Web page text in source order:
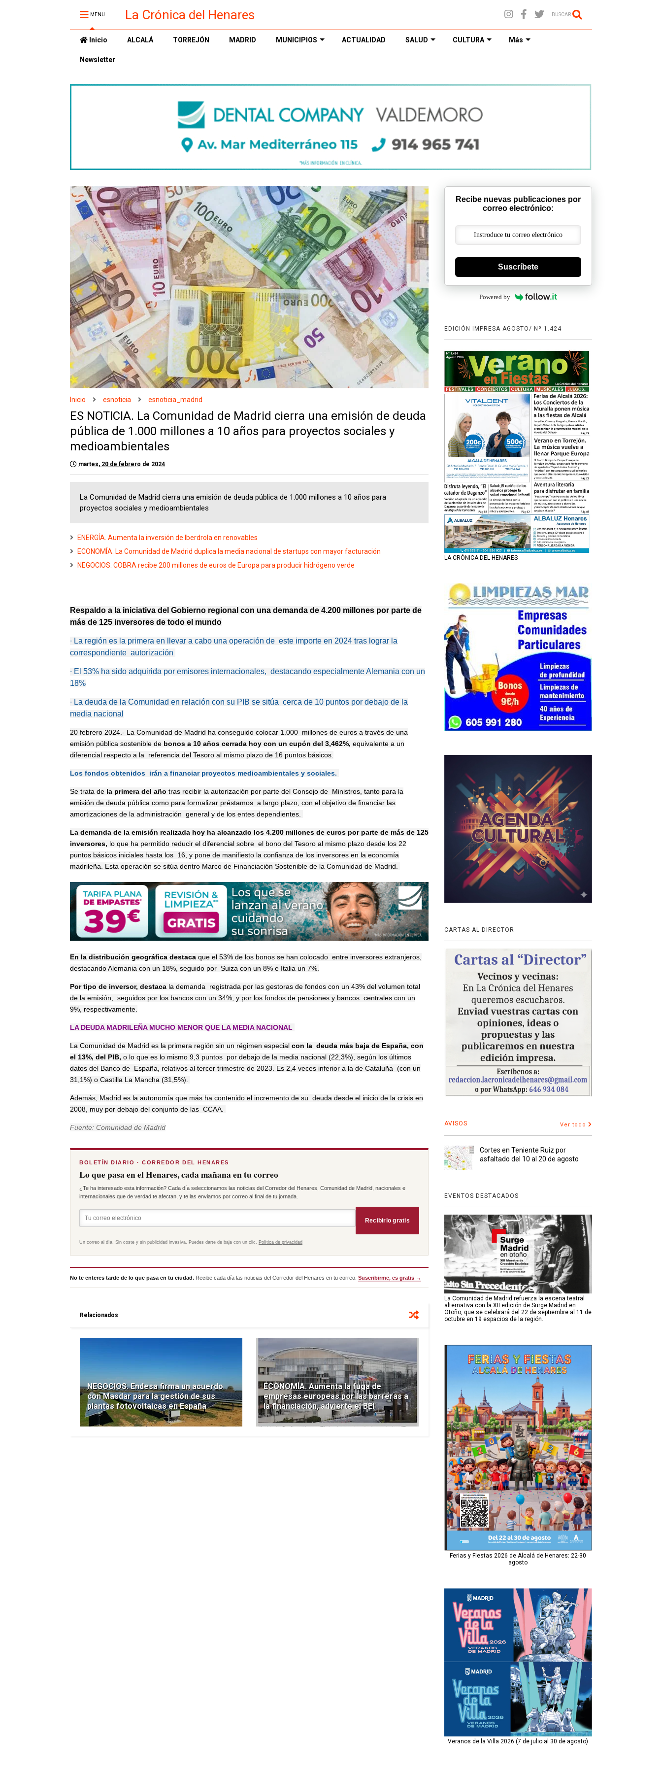
MENU La Crónica del Henares BUSCAR
Inicio ALCALÁ TORREJÓN MADRID MUNICIPIOS ACTUALIDAD SALUD CULTURA Más
Newsletter
Inicio esnoticia esnoticia_madrid
ES NOTICIA. La Comunidad de Madrid cierra una emisión de deuda
pública de 1.000 millones a 10 años para proyectos sociales y
medioambientales
martes, 20 de febrero de 2024
La Comunidad de Madrid cierra una emisión de deuda pública de 1.000 millones a 10 años para
proyectos sociales y medioambientales
ENERGÍA. Aumenta la inversión de Iberdrola en renovables
ECONOMÍA. La Comunidad de Madrid duplica la media nacional de startups con mayor facturación
NEGOCIOS. COBRA recibe 200 millones de euros de Europa para producir hidrógeno verde
Respaldo a la iniciativa del Gobierno regional con una demanda de 4.200 millones por parte de
más de 125 inversores de todo el mundo
∙ La región es la primera en llevar a cabo una operación de este importe en 2024 tras lograr la
correspondiente autorización
∙ El 53% ha sido adquirida por emisores internacionales, destacando especialmente Alemania con un
18%
∙ La deuda de la Comunidad en relación con su PIB se sitúa cerca de 10 puntos por debajo de la
media nacional
20 febrero 2024.- La Comunidad de Madrid ha conseguido colocar 1.000 millones de euros a través de una
emisión pública sostenible de bonos a 10 años cerrada hoy con un cupón del 3,462%, equivalente a un
diferencial respecto a la referencia del Tesoro al mismo plazo de 16 puntos básicos.
Los fondos obtenidos irán a financiar proyectos medioambientales y sociales.
Se trata de la primera del año tras recibir la autorización por parte del Consejo de Ministros, tanto para la
emisión de deuda pública como para formalizar préstamos a largo plazo, con el objetivo de financiar las
amortizaciones de la administración general y de los entes dependientes.
La demanda de la emisión realizada hoy ha alcanzado los 4.200 millones de euros por parte de más de 125
inversores, lo que ha permitido reducir el diferencial sobre el bono del Tesoro al mismo plazo desde los 22
puntos básicos iniciales hasta los 16, y pone de manifiesto la confianza de los inversores en la economía
madrileña. Esta operación se sitúa dentro Marco de Financiación Sostenible de la Comunidad de Madrid.
En la distribución geográfica destaca que el 53% de los bonos se han colocado entre inversores extranjeros,
destacando Alemania con un 18%, seguido por Suiza con un 8% e Italia un 7%.
Por tipo de inversor, destaca la demanda registrada por las gestoras de fondos con un 43% del volumen total
de la emisión, seguidos por los bancos con un 34%, y por los fondos de pensiones y bancos centrales con un
9%, respectivamente.
LA DEUDA MADRILEÑA MUCHO MENOR QUE LA MEDIA NACIONAL
La Comunidad de Madrid es la primera región sin un régimen especial con la deuda más baja de España, con
el 13%, del PIB, o lo que es lo mismo 9,3 puntos por debajo de la media nacional (22,3%), según los últimos
datos del Banco de España, relativos al tercer trimestre de 2023. Es 2,4 veces inferior a la de Cataluña (con un
31,1%) o Castilla La Mancha (31,5%).
Además, Madrid es la autonomía que más ha contenido el incremento de su deuda desde el inicio de la crisis en
2008, muy por debajo del conjunto de las CCAA.
Fuente: Comunidad de Madrid
BOLETÍN DIARIO · CORREDOR DEL HENARES
Lo que pasa en el Henares, cada mañana en tu correo
¿Te ha interesado esta información? Cada día seleccionamos las noticias del Corredor del Henares, Comunidad de Madrid, nacionales e
internacionales que de verdad te afectan, y te las enviamos por correo al final de tu jornada.
Recibirlo gratis
Un correo al día. Sin coste y sin publicidad invasiva. Puedes darte de baja con un clic. Política de privacidad
No te enteres tarde de lo que pasa en tu ciudad. Recibe cada día las noticias del Corredor del Henares en tu correo. Suscribirme, es gratis →
Relacionados
NEGOCIOS. Endesa firma un acuerdo
con Masdar para la gestión de sus
plantas fotovoltaicas en España
ECONOMÍA. Aumenta la fuga de
empresas europeas por las barreras a
la financiación, advierte el BEI
Recibe nuevas publicaciones por
correo electrónico:
Suscríbete
Powered by
EDICIÓN IMPRESA AGOSTO/ Nº 1.424
LA CRÓNICA DEL HENARES
CARTAS AL DIRECTOR
AVISOS Ver todo
Cortes en Teniente Ruiz por
asfaltado del 10 al 20 de agosto
EVENTOS DESTACADOS
La Comunidad de Madrid refuerza la escena teatral
alternativa con la XII edición de Surge Madrid en
Otoño, que se celebrará del 22 de septiembre al 11 de
octubre en 19 espacios de la región.
Ferias y Fiestas 2026 de Alcalá de Henares: 22-30
agosto
Veranos de la Villa 2026 (7 de julio al 30 de agosto)